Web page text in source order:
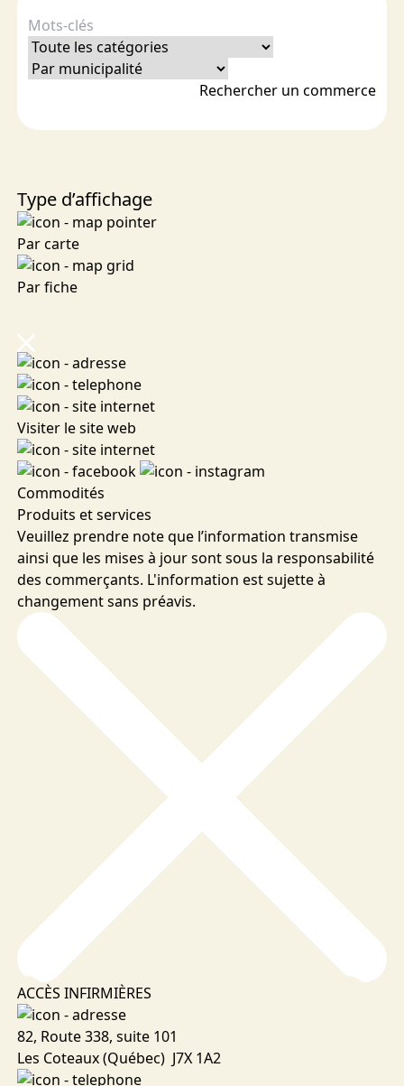
Rechercher un commerce
Type d’affichage
Par carte
Par fiche
Visiter le site web
Commodités
Produits et services
Veuillez prendre note que l’information transmise
ainsi que les mises à jour sont sous la responsabilité
des commerçants. L'information est sujette à
changement sans préavis.
ACCÈS INFIRMIÈRES
82, Route 338, suite 101
Les Coteaux (Québec) J7X 1A2